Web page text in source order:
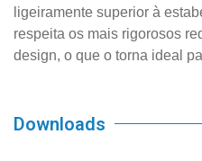
ligeiramente superior à
respeita os mais rigorosos
design, o que o torna ideal
Downloads